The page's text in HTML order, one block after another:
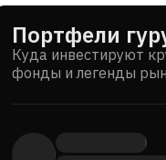
Портфели
Куда инвестируют
фонды и легенды